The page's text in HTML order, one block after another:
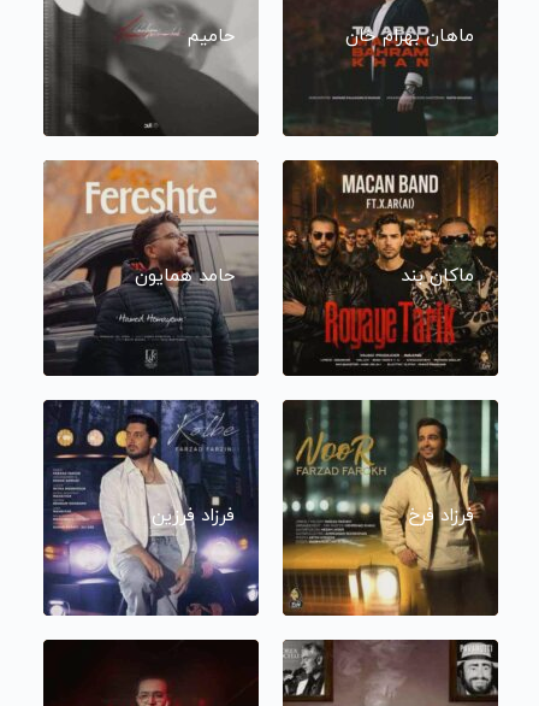
ماهان بهرام خان حامیم
ماکان بند حامد همایون
فرزاد فرخ فرزاد فرزین